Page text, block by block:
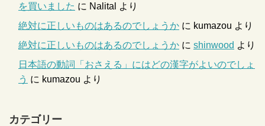
を買いました に Nalital
より
絶対に正しいものはあるのでしょうか に kumazou より
絶対に正しいものはあるのでしょうか に shinwood より
日本語の動詞「おさえる」にはどの漢字がよいのでしょ
う に kumazou より
カテゴリー